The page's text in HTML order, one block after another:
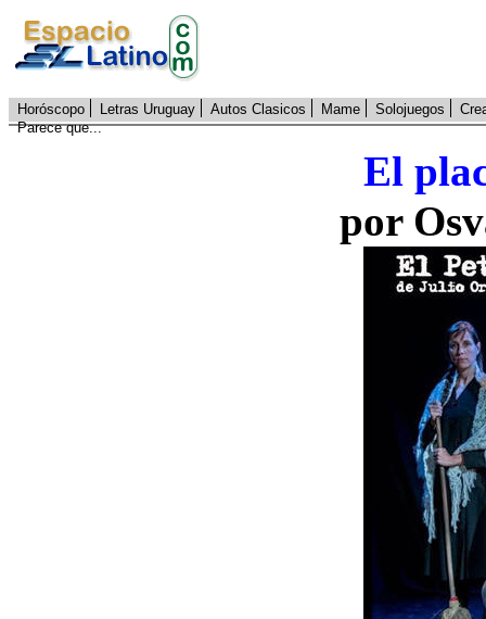
Horóscopo Letras Uruguay Autos Clasicos Mame Solojuegos
Parece que...
El
por